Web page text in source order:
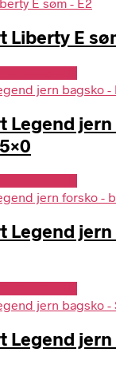
Liberty E
Legend jern
Legend
Legend jern